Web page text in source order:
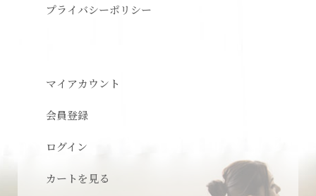
プライバシーポリシー
マイアカウント
会員登録
ログイン
カートを見る